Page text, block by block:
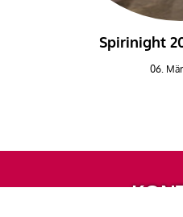
Spirinight
06.